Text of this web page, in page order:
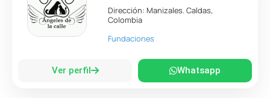
Dirección: Manizales.Caldas,
Colombia
Fundaciones
Ver perfil Whatsapp